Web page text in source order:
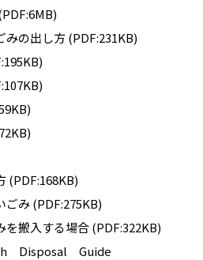
の出し方 (PDF:231KB)
(PDF:168KB)
み (PDF:275KB)
を搬入する場合 (PDF:322KB)
Disposal Guide